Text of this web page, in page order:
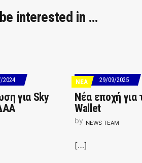
interested in …
2024
για Sky
ΝΕΑ 29/09/2025
Νέα εποχή για
Wallet
by NEWS TEAM
[…]